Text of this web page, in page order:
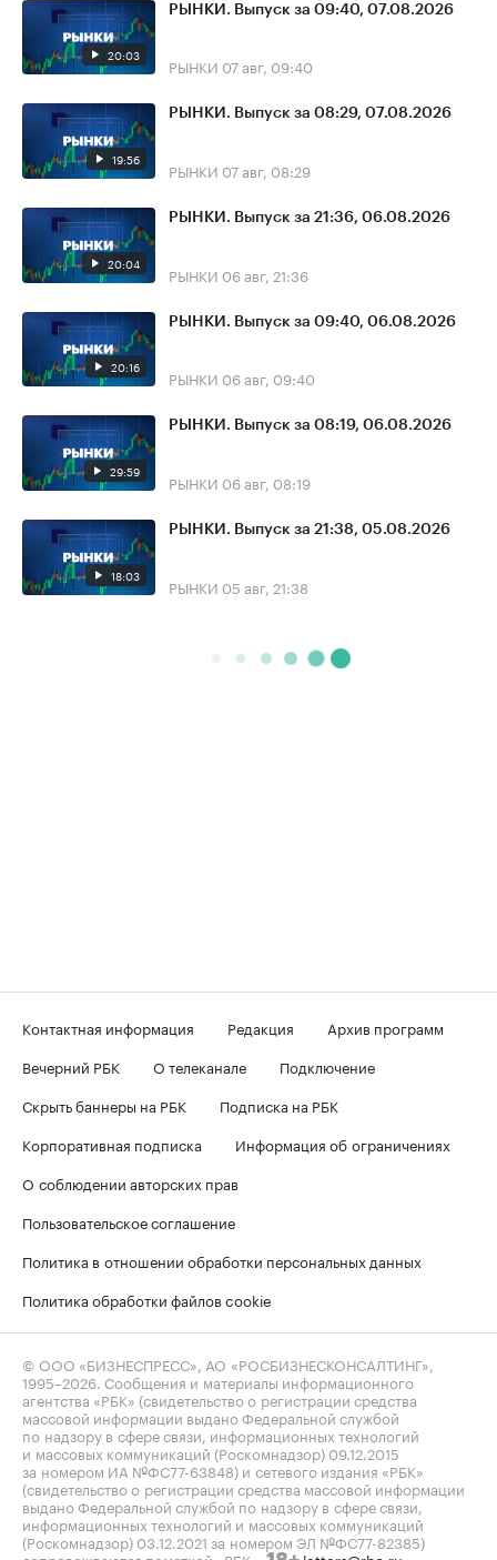
20:03
РЫНКИ. Выпуск за 09:40, 07.08.2026
РЫНКИ 07 авг, 09:40
19:56
РЫНКИ. Выпуск за 08:29, 07.08.2026
РЫНКИ 07 авг, 08:29
20:04
РЫНКИ. Выпуск за 21:36, 06.08.2026
РЫНКИ 06 авг, 21:36
20:16
РЫНКИ. Выпуск за 09:40, 06.08.2026
РЫНКИ 06 авг, 09:40
29:59
РЫНКИ. Выпуск за 08:19, 06.08.2026
РЫНКИ 06 авг, 08:19
18:03
РЫНКИ. Выпуск за 21:38, 05.08.2026
РЫНКИ 05 авг, 21:38
Контактная информация Редакция
Архив программ
Вечерний РБК
О телеканале
Подключение
Скрыть баннеры на РБК
Подписка на РБК
Корпоративная подписка
Информация об ограничениях
О соблюдении авторских прав
Пользовательское соглашение
Политика в отношении обработки персональных данных
Политика обработки файлов cookie
© ООО «БИЗНЕСПРЕСС», АО «РОСБИЗНЕСКОНСАЛТИНГ»,
1995–2026 . Сообщения и материалы информационного
агентства «РБК» (свидетельство о регистрации средства
массовой информации выдано Федеральной службой
по надзору в сфере связи, информационных технологий
и массовых коммуникаций (Роскомнадзор) 09.12.2015
за номером ИА №ФС77-63848) и сетевого издания «РБК»
(свидетельство о регистрации средства массовой информации
выдано Федеральной службой по надзору в сфере связи,
информационных технологий и массовых коммуникаций
(Роскомнадзор) 03.12.2021 за номером ЭЛ №ФС77-82385)